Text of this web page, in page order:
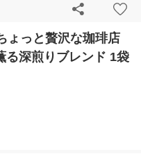
ょっと贅沢な珈琲店
る深煎りブレンド 1袋